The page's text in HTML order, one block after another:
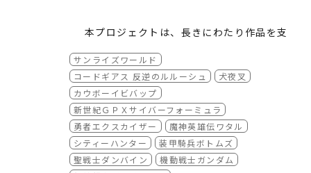
くり”への想いに触れるファン必見の一冊！
本プロジェクトは、長きにわたり作品を支
数々の名作を生み出したクリエイターへの
敬意を示すとともに、1977年放送開始の
『無敵超人ザンボット３』を皮切りに、半
世紀にわたり培ってきた「サンライズ」の
ブランド価値を再定義し、国内外へさらな
る認知拡大を図るものです。 2026年から2
028年の3年間を通して、今後さらなる50年
へと続く「サンライズブランド」の魅力を
期間中は様々な施策を企画しておりますの
で、ぜひ本プロジェクトにご期待くださ
い。
サンライズワールド
コードギアス 反逆のルルーシュ
犬夜叉
カウボーイビバップ
新世紀ＧＰＸサイバーフォーミュラ
勇者エクスカイザー
魔神英雄伝ワタル
シティーハンター
装甲騎兵ボトムズ
聖戦士ダンバイン
機動戦士ガンダム